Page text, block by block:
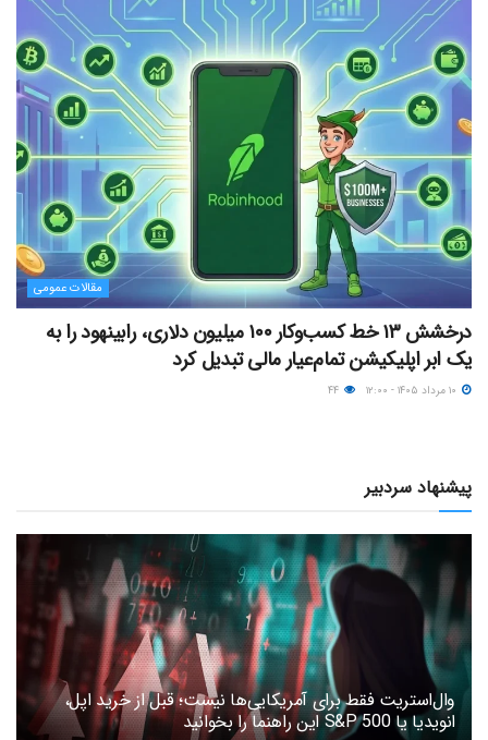
مقالات عمومی
درخشش ۱۳ خط کسب‌وکار ۱۰۰ میلیون دلاری، رابینهود را به
یک ابر اپلیکیشن تمام‌عیار مالی تبدیل کرد
پیشنهاد سردبیر
وال‌استریت فقط برای آمریکایی‌ها نیست؛ قبل از خرید اپل،
انویدیا یا S&P 500 این راهنما را بخوانید